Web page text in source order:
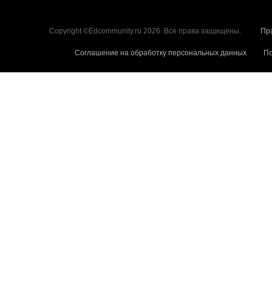
Copyright ©Edcommunity.ru 2026. Все права защищены.
Соглашение на обработку персональных данных